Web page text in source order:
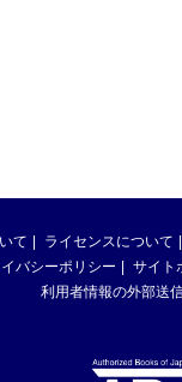
て ライセンスについて
バシーポリシー サイト
利用者情報の外部送